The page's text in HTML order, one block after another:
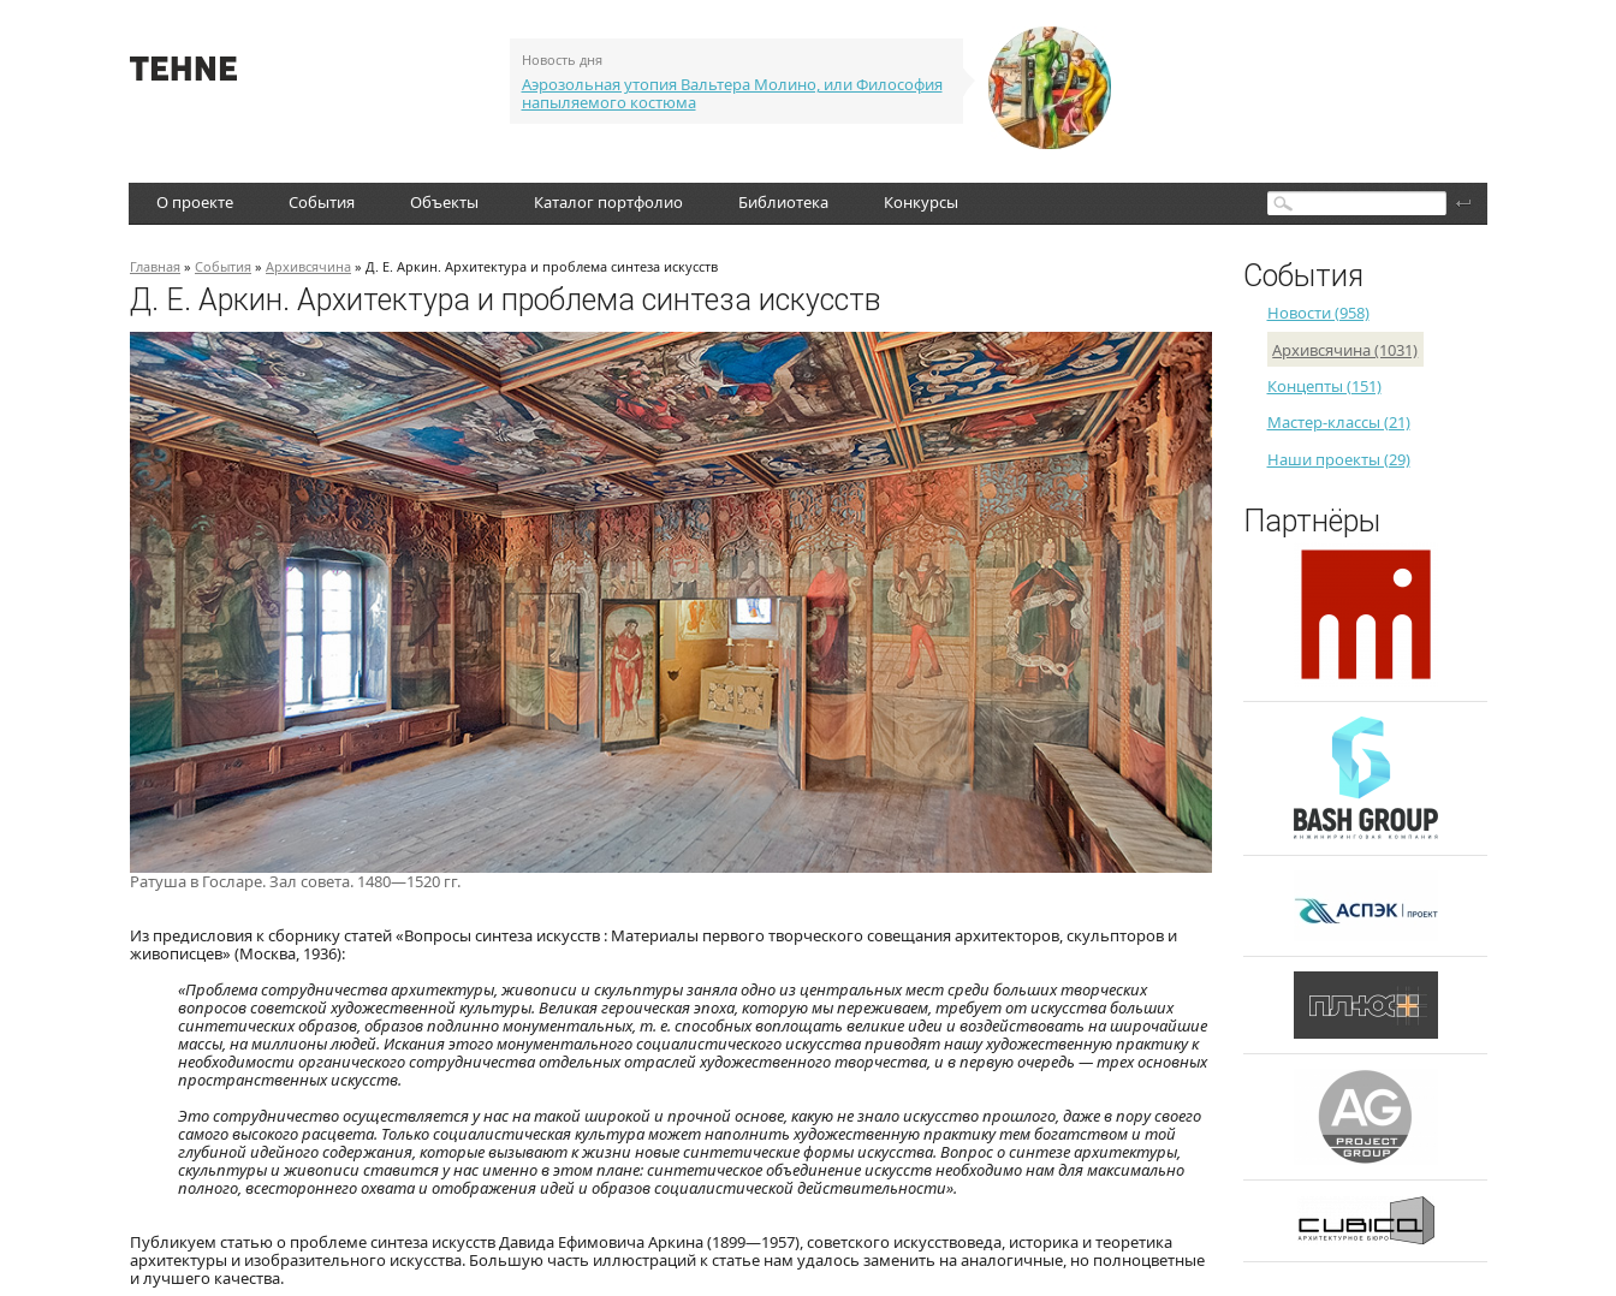
Новость дня
Аэрозольная утопия Вальтера Молино, или Философия
напыляемого костюма
О проекте События Объекты Каталог портфолио Библиотека Конкурсы Поиск
Главная » События » Архивсячина » Д. Е. Аркин. Архитектура и проблема синтеза искусств
Д. Е. Аркин. Архитектура и проблема синтеза искусств
Ратуша в Госларе. Зал совета. 1480—1520 гг.
Из предисловия к сборнику статей «Вопросы синтеза искусств : Материалы первого творческого совещания архитекторов, скульпторов и
живописцев» (Москва, 1936):
«Проблема сотрудничества архитектуры, живописи и скульптуры заняла одно из центральных мест среди больших творческих
вопросов советской художественной культуры. Великая героическая эпоха, которую мы переживаем, требует от искусства больших
синтетических образов, образов подлинно монументальных, т. е. способных воплощать великие идеи и воздействовать на широчайшие
массы, на миллионы людей. Искания этого монументального социалистического искусства приводят нашу художественную практику к
необходимости органического сотрудничества отдельных отраслей художественного творчества, и в первую очередь — трех основных
пространственных искусств.
Это сотрудничество осуществляется у нас на такой широкой и прочной основе, какую не знало искусство прошлого, даже в пору своего
самого высокого расцвета. Только социалистическая культура может наполнить художественную практику тем богатством и той
глубиной идейного содержания, которые вызывают к жизни новые синтетические формы искусства. Вопрос о синтезе архитектуры,
скульптуры и живописи ставится у нас именно в этом плане: синтетическое объединение искусств необходимо нам для максимально
полного, всестороннего охвата и отображения идей и образов социалистической действительности».
Публикуем статью о проблеме синтеза искусств Давида Ефимовича Аркина (1899—1957), советского искусствоведа, историка и теоретика
архитектуры и изобразительного искусства. Большую часть иллюстраций к статье нам удалось заменить на аналогичные, но полноцветные
и лучшего качества.
События
Новости (958)
Архивсячина (1031)
Концепты (151)
Мастер-классы (21)
Наши проекты (29)
Партнёры